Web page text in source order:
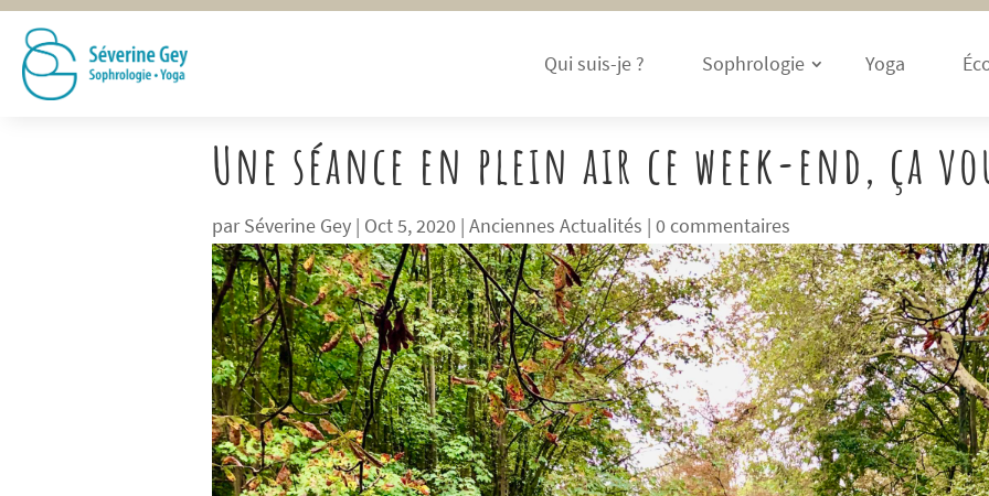
Qui suis-je ? Sophrologie Yoga
Une séance en plein air ce week-end, ça
parSéverine Gey | Oct 5, 2020 | Anciennes Actualités | 0 commentaires